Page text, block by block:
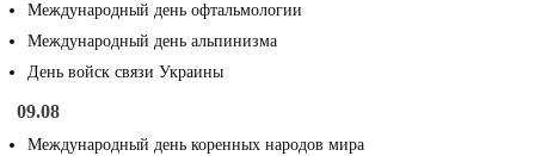
Международный день офтальмологии
Международный день альпинизма
День войск связи Украины
09.08
Международный день коренных народов мира